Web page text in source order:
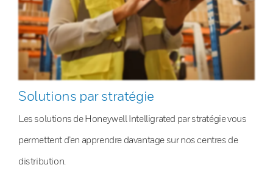
Solutions par stratégie
Les solutions de Honeywell Intelligrated par stratégie vous
permettent d’en apprendre davantage sur nos centres de
distribution.